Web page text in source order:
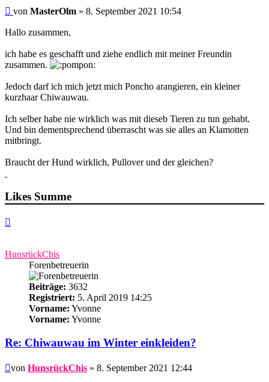
Beitrag
von MasterOlm » 8. September 2021 10:54
Hallo zusammen,
ich habe es geschafft und ziehe endlich mit meiner Freundin
zusammen.
Jedoch darf ich mich jetzt mich Poncho arangieren, ein kleiner
kurzhaar Chiwauwau.
Ich selber habe nie wirklich was mit dieseb Tieren zu tun gehabt.
Und bin dementsprechend überrascht was sie alles an Klamotten
mitbringt.
Braucht der Hund wirklich, Pullover und der gleichen?
Likes Summe
HunsrückChis
Forenbetreuerin
Beiträge: 3632
Registriert: 5. April 2019 14:25
Vorname: Yvonne
Vorname: Yvonne
Re: Chiwauwau im Winter einkleiden?
Beitrag
von HunsrückChis » 8. September 2021 12:44